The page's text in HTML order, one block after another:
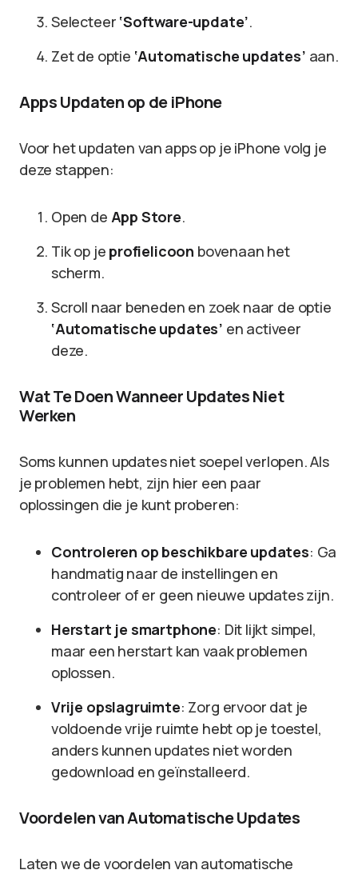
Selecteer ‘Software-update’.
Zet de optie ‘Automatische updates’ aan.
Apps Updaten op de iPhone
Voor het updaten van apps op je iPhone volg je
deze stappen:
Open de App Store.
Tik op je profielicoon bovenaan het
scherm.
Scroll naar beneden en zoek naar de optie
‘Automatische updates’ en activeer
deze.
Wat Te Doen Wanneer Updates Niet
Werken
Soms kunnen updates niet soepel verlopen. Als
je problemen hebt, zijn hier een paar
oplossingen die je kunt proberen:
Controleren op beschikbare updates: Ga
handmatig naar de instellingen en
controleer of er geen nieuwe updates zijn.
Herstart je smartphone: Dit lijkt simpel,
maar een herstart kan vaak problemen
oplossen.
Vrije opslagruimte: Zorg ervoor dat je
voldoende vrije ruimte hebt op je toestel,
anders kunnen updates niet worden
gedownload en geïnstalleerd.
Voordelen van Automatische Updates
Laten we de voordelen van automatische